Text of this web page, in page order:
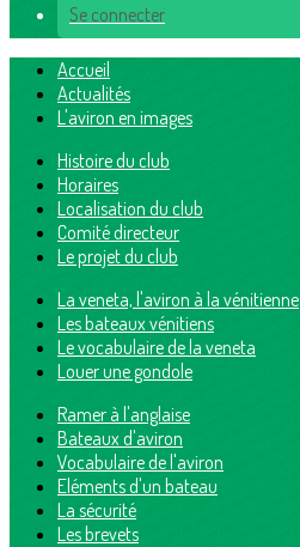
Se connecter
Accueil
Actualités
L'aviron en images
Histoire du club
Horaires
Localisation du club
Comité directeur
Le projet du club
La veneta, l'aviron à la vénitienne
Les bateaux vénitiens
Le vocabulaire de la veneta
Louer une gondole
Ramer à l'anglaise
Bateaux d'aviron
Vocabulaire de l'aviron
Eléments d'un bateau
La sécurité
Les brevets